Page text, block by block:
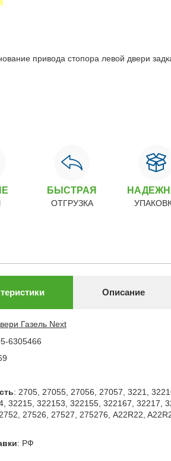
БЫСТРАЯ
ОТГРУЗКА
Описание
Газель Next
6305466
: 2705, 27055, 27056, 27057, 3221,
32215, 322153, 322155, 322167, 32217,
27526, 27527, 275276, A22R22,
: РФ